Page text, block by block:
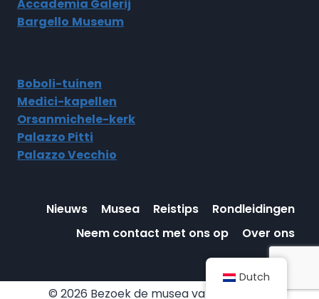
Accademia Galerij
Bargello Museum
Boboli-tuinen
Medici-kapellen
Orsanmichele-kerk
Palazzo Pitti
Palazzo Vecchio
Nieuws Musea Reistips
Rondleidingen
Neem contact met ons op
Over ons
© 2026 Bezoek de musea van Florence |
Dutch